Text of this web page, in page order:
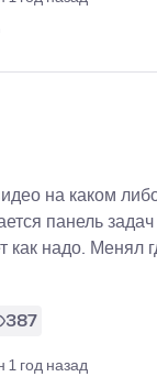
на каком
панель задач
как надо. Менял
387
1 год назад